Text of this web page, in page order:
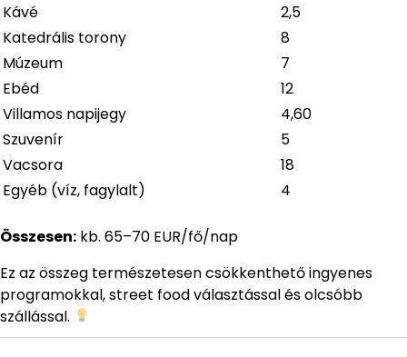
Kávé
2,5
Katedrális torony
8
Múzeum
7
Ebéd
12
Villamos napijegy
4,60
Szuvenír
5
Vacsora
18
Egyéb (víz, fagylalt)
4
Összesen: kb. 65–70 EUR/fő/nap
Ez az összeg természetesen csökkenthető ingyenes
programokkal, street food választással és olcsóbb
szállással.